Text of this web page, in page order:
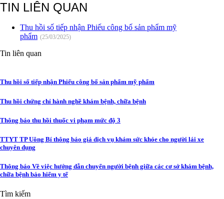
TIN LIÊN QUAN
Thu hồi số tiếp nhận Phiếu công bố sản phẩm mỹ
phẩm (25/03/2025)
Tin liên quan
Thu hồi số tiếp nhận Phiếu công bố sản phẩm mỹ phẩm
Thu hồi chứng chỉ hành nghề khám bệnh, chữa bệnh
Thông báo thu hồi thuốc vi phạm mức độ 3
TTYT TP Uông Bí thông báo giá dịch vụ khám sức khỏe cho người lái xe
chuyên dụng
Thông báo Về việc hướng dẫn chuyển người bệnh giữa các cơ sở khám bệnh,
chữa bệnh bảo hiểm y tế
Tìm kiếm